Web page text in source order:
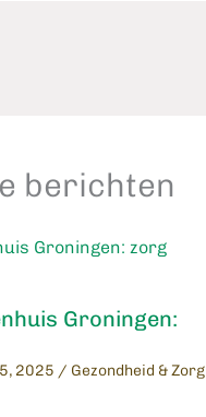
berichten
Groningen:
2025 / Gezondheid & Zorg